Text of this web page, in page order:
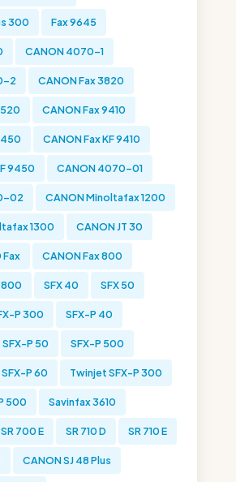
300 Fax 9645
CANON 4070-1
2 CANON Fax 3820
CANON Fax 9410
CANON Fax KF 9410
9450 CANON 4070-01
02 CANON Minoltafax 1200
1300 CANON JT 30
Fax CANON Fax 800
800 SFX 40 SFX 50
P 300 SFX-P 40
SFX-P 50 SFX-P 500
SFX-P 60 Twinjet SFX-P 300
500 Savinfax 3610
SR 700 E SR 710 D SR 710 E
CANON SJ 48 Plus